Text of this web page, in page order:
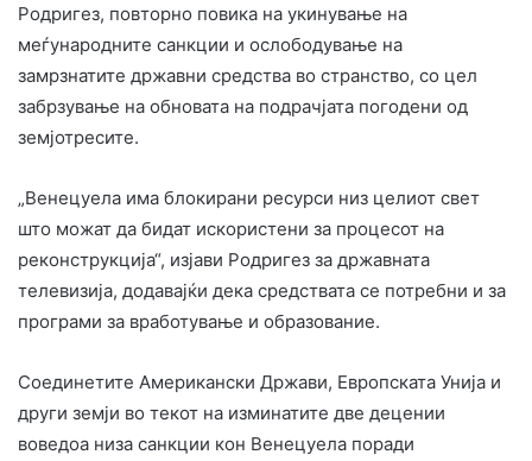
Родригез, повторно повика на укинување на
меѓународните санкции и ослободување на
замрзнатите државни средства во странство, со цел
забрзување на обновата на подрачјата погодени од
земјотресите.
„Венецуела има блокирани ресурси низ целиот свет
што можат да бидат искористени за процесот на
реконструкција“, изјави Родригез за државната
телевизија, додавајќи дека средствата се потребни и за
програми за вработување и образование.
Соединетите Американски Држави, Европската Унија и
други земји во текот на изминатите две децении
воведоа низа санкции кон Венецуела поради